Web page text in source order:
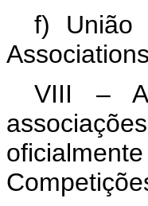
f) União
VIII –